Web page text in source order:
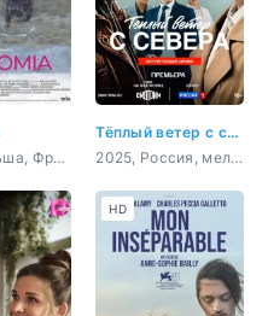
2021, Польша, Франция,
Тёплый ветер с севера
2025, Россия, мелодрама
HD